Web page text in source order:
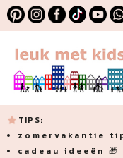
TIPS:
zomervakantie
cadeau ideeën